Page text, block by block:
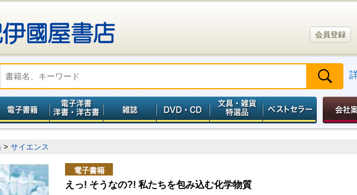
会員登録
> サイエンス
電子書籍
えっ! そうなの?! 私たちを包み込む化学物質